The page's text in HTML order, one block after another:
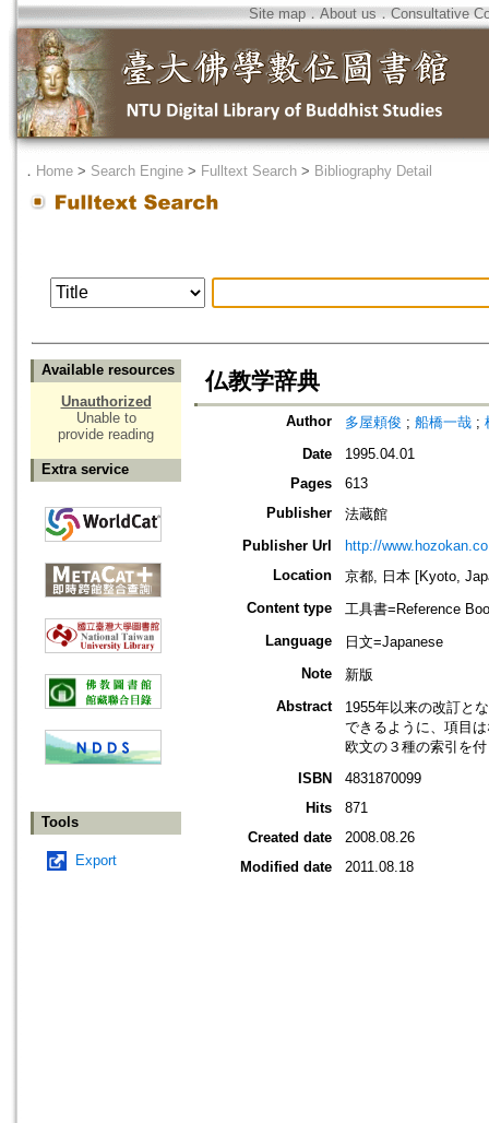
Site map．About us ． Consultative
． Home > Search Engine > Fulltext Search > Bibliography Detail
Available resources
Unauthorized
Unable to
provide reading
Extra service
Tools
Export
仏教学辞典
Author 多屋頼俊 ; 船橋一哉 ;
Date
1995.04.01
Pages
613
Publisher
法蔵館
Publisher Url
http://
Location
京都, 日本 [Kyoto,
Content type
工具書=Reference
Language
日文=Japanese
Note
新版
Abstract
1955年以来の改訂と
できるように、項目
欧文の３種の索引を
ISBN
4831870099
Hits
871
Created date
2008.08.26
Modified date
2011.08.18